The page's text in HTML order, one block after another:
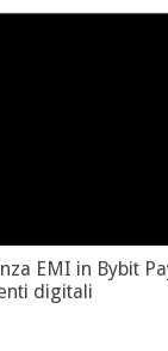
EMI in Bybit
digitali